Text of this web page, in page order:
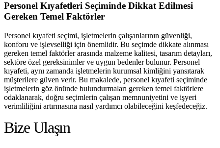
Personel Kıyafetleri Seçiminde Dikkat Edilmesi
Gereken Temel Faktörler
Personel kıyafeti seçimi, işletmelerin çalışanlarının güvenliği,
konforu ve işlevselliği için önemlidir. Bu seçimde dikkate alınması
gereken temel faktörler arasında malzeme kalitesi, tasarım detayları,
sektöre özel gereksinimler ve uygun bedenler bulunur. Personel
kıyafeti, aynı zamanda işletmelerin kurumsal kimliğini yansıtarak
müşterilere güven verir. Bu makalede, personel kıyafeti seçiminde
işletmelerin göz önünde bulundurmaları gereken temel faktörlere
odaklanarak, doğru seçimlerin çalışan memnuniyetini ve işyeri
verimliliğini artırmasına nasıl yardımcı olabileceğini keşfedeceğiz.
Bize Ulaşın